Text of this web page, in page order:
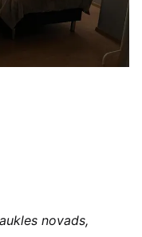
novads,